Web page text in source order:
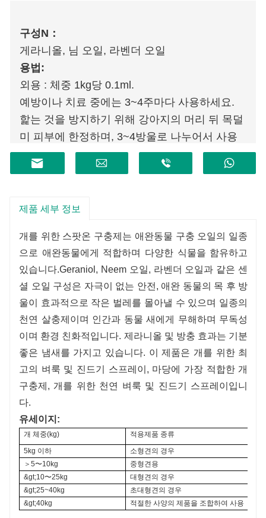
구성N ：
게라니올, 님 오일, 라벤더 오일
용법:
외용 : 체중 1kg당 0.1ml.
예방이나 치료 중에는 3~4주마다 사용하세요.
핥는 것을 방지하기 위해 강아지의 머리 뒤 목덜
미 피부에 한정하며, 3~4방울로 나누어서 사용
할 수 있습니다.
제품 세부 정보
개를 위한 스팟온 구충제는 애완동물 구충 오일의 일종
으로 애완동물에게 적합하며 다양한 식물을 함유하고
있습니다.Geraniol, Neem 오일, 라벤더 오일과 같은 센
셜 오일 구성은 자극이 없는 안전, 애완 동물의 목 후 방
울이 효과적으로 작은 벌레를 몰아낼 수 있으며 일종의
천연 살충제이며 인간과 동물 새에게 무해하며 무독성
이며 환경 친화적입니다. 제라니올 및 방충 효과는 기분
좋은 냄새를 가지고 있습니다. 이 제품은 개를 위한 최
고의 벼룩 및 진드기 스프레이, 마당에 가장 적합한 개
구충제, 개를 위한 천연 벼룩 및 진드기 스프레이입니
다.
유세이지:
개 체중(kg)
적용제품 종류
5kg 이하
소형견의 경우
＞5〜10kg
중형견용
&gt;10〜25kg
대형견의 경우
&gt;25~40kg
초대형견의 경우
&gt;40kg
적절한 사양의 제품을 조합하여 사용